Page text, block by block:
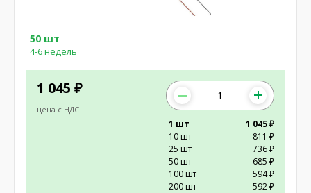
1 045 ₽
цена с НДС
50 шт
4-6 недель
1 шт
1 045 ₽
10 шт
811 ₽
25 шт
736 ₽
50 шт
685 ₽
100 шт
594 ₽
200 шт
592 ₽